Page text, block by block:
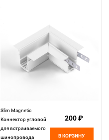
Slim Magnetic
Коннектор угловой
для встраиваемого
шинопровода
200 ₽
В КОРЗИНУ